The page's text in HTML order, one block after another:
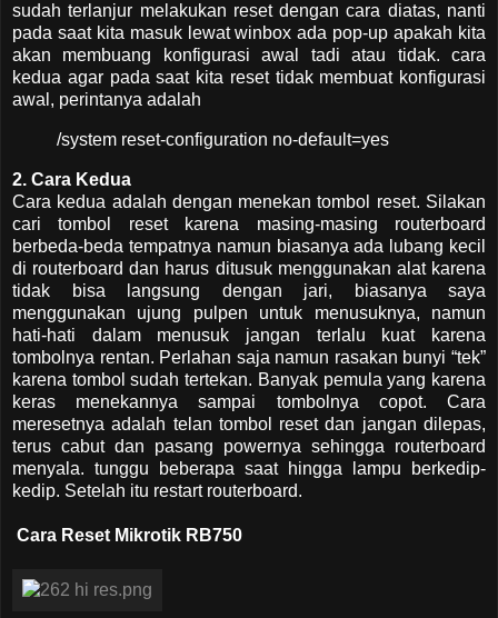
sudah terlanjur melakukan reset dengan cara diatas, nanti
pada saat kita masuk lewat winbox ada pop-up apakah kita
akan membuang konfigurasi awal tadi atau tidak. cara
kedua agar pada saat kita reset tidak membuat konfigurasi
awal, perintanya adalah
/system reset-configuration no-default=yes
2. Cara Kedua
Cara kedua adalah dengan menekan tombol reset. Silakan
cari tombol reset karena masing-masing routerboard
berbeda-beda tempatnya namun biasanya ada lubang kecil
di routerboard dan harus ditusuk menggunakan alat karena
tidak bisa langsung dengan jari, biasanya saya
menggunakan ujung pulpen untuk menusuknya, namun
hati-hati dalam menusuk jangan terlalu kuat karena
tombolnya rentan. Perlahan saja namun rasakan bunyi “tek”
karena tombol sudah tertekan. Banyak pemula yang karena
keras menekannya sampai tombolnya copot. Cara
meresetnya adalah telan tombol reset dan jangan dilepas,
terus cabut dan pasang powernya sehingga routerboard
menyala. tunggu beberapa saat hingga lampu berkedip-
kedip. Setelah itu restart routerboard.
Cara Reset Mikrotik RB750